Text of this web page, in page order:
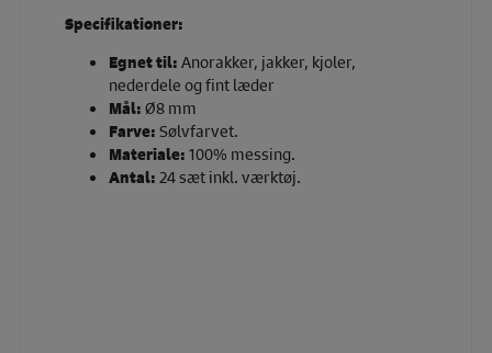
Specifikationer:
Egnet til: Anorakker, jakker, kjoler,
nederdele og fint læder
Mål: Ø8 mm
Farve: Sølvfarvet.
Materiale: 100% messing.
Antal: 24 sæt inkl. værktøj.